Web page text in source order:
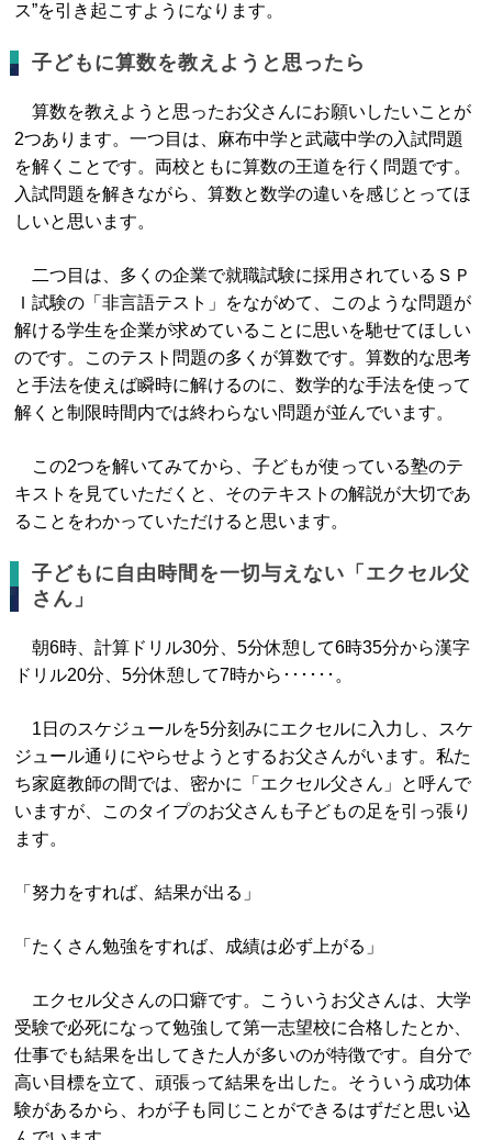
ス”を引き起こすようになります。
子どもに算数を教えようと思ったら
算数を教えようと思ったお父さんにお願いしたいことが
2つあります。一つ目は、麻布中学と武蔵中学の入試問題
を解くことです。両校ともに算数の王道を行く問題です。
入試問題を解きながら、算数と数学の違いを感じとってほ
しいと思います。
二つ目は、多くの企業で就職試験に採用されているＳＰ
Ｉ試験の「非言語テスト」をながめて、このような問題が
解ける学生を企業が求めていることに思いを馳せてほしい
のです。このテスト問題の多くが算数です。算数的な思考
と手法を使えば瞬時に解けるのに、数学的な手法を使って
解くと制限時間内では終わらない問題が並んでいます。
この2つを解いてみてから、子どもが使っている塾のテ
キストを見ていただくと、そのテキストの解説が大切であ
ることをわかっていただけると思います。
子どもに自由時間を一切与えない「エクセル父
さん」
朝6時、計算ドリル30分、5分休憩して6時35分から漢字
ドリル20分、5分休憩して7時から･･････。
1日のスケジュールを5分刻みにエクセルに入力し、スケ
ジュール通りにやらせようとするお父さんがいます。私た
ち家庭教師の間では、密かに「エクセル父さん」と呼んで
いますが、このタイプのお父さんも子どもの足を引っ張り
ます。
「努力をすれば、結果が出る」
「たくさん勉強をすれば、成績は必ず上がる」
エクセル父さんの口癖です。こういうお父さんは、大学
受験で必死になって勉強して第一志望校に合格したとか、
仕事でも結果を出してきた人が多いのが特徴です。自分で
高い目標を立て、頑張って結果を出した。そういう成功体
験があるから、わが子も同じことができるはずだと思い込